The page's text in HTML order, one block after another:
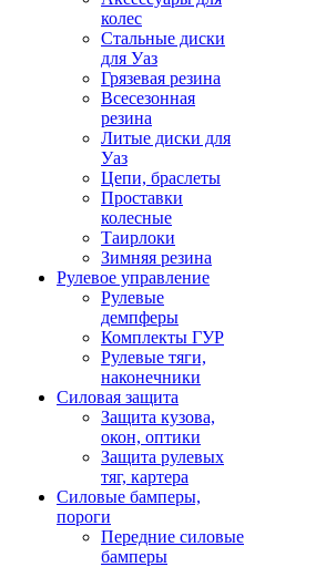
колес
Стальные диски
для Уаз
Грязевая резина
Всесезонная
резина
Литые диски для
Уаз
Цепи, браслеты
Проставки
колесные
Таирлоки
Зимняя резина
Рулевое управление
Рулевые
демпферы
Комплекты ГУР
Рулевые тяги,
наконечники
Силовая защита
Защита кузова,
окон, оптики
Защита рулевых
тяг, картера
Силовые бамперы,
пороги
Передние силовые
бамперы